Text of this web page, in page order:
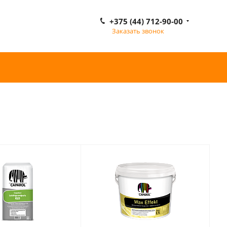
+375 (44) 712-90-00
Заказать звонок